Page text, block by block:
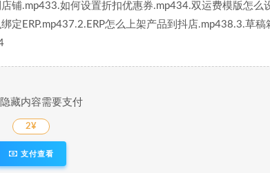
铺.mp433.如何设置折扣优惠券.mp434.双运费模版怎么
定ERP.mp437.2.ERP怎么上架产品到抖店.mp438.3.草稿
藏内容需要支付
2¥
支付查看